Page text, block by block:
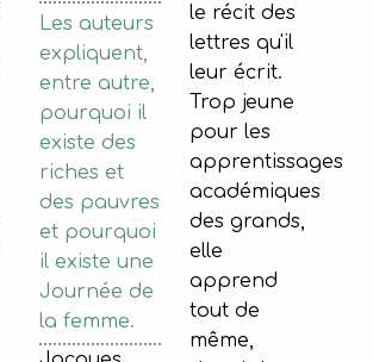
Les auteurs
expliquent,
entre autre,
pourquoi il
existe des
riches et
des pauvres
et pourquoi
il existe une
Journée de
la femme.
le récit des
lettres qu'il
leur écrit.
Trop jeune
pour les
apprentissages
académiques
des grands,
elle
apprend
tout de
même,